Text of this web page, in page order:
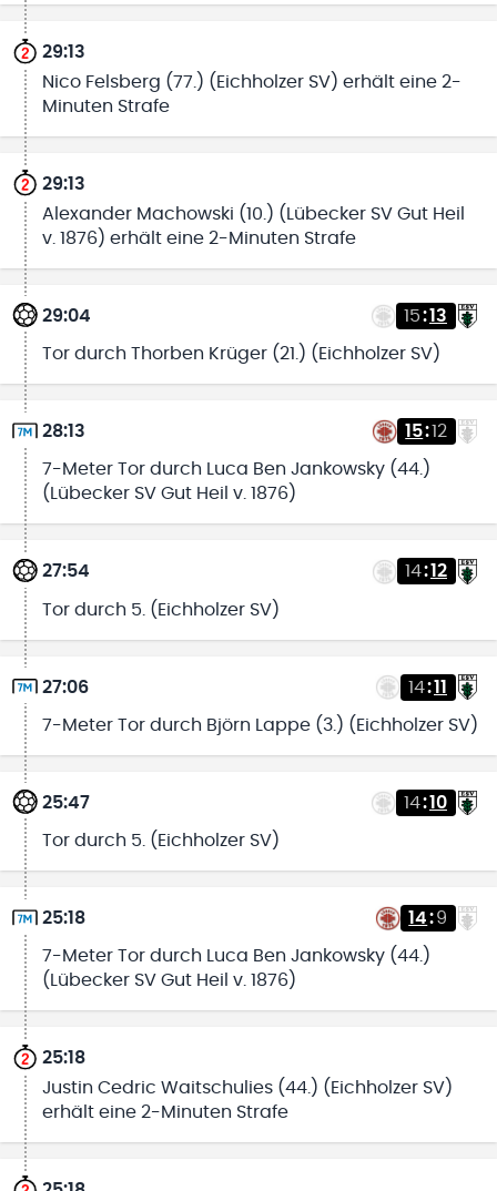
29:13
Nico Felsberg (77.) (Eichholzer SV) erhält eine 2-
Minuten Strafe
29:13
Alexander Machowski (10.) (Lübecker SV Gut Heil
v. 1876) erhält eine 2-Minuten Strafe
29:04 15:13
Tor durch Thorben Krüger (21.) (Eichholzer SV)
28:13 15:12
7-Meter Tor durch Luca Ben Jankowsky (44.)
(Lübecker SV Gut Heil v. 1876)
27:54 14:12
Tor durch 5. (Eichholzer SV)
27:06 14:11
7-Meter Tor durch Björn Lappe (3.) (Eichholzer SV)
25:47 14:10
Tor durch 5. (Eichholzer SV)
25:18 14:9
7-Meter Tor durch Luca Ben Jankowsky (44.)
(Lübecker SV Gut Heil v. 1876)
25:18
Justin Cedric Waitschulies (44.) (Eichholzer SV)
erhält eine 2-Minuten Strafe